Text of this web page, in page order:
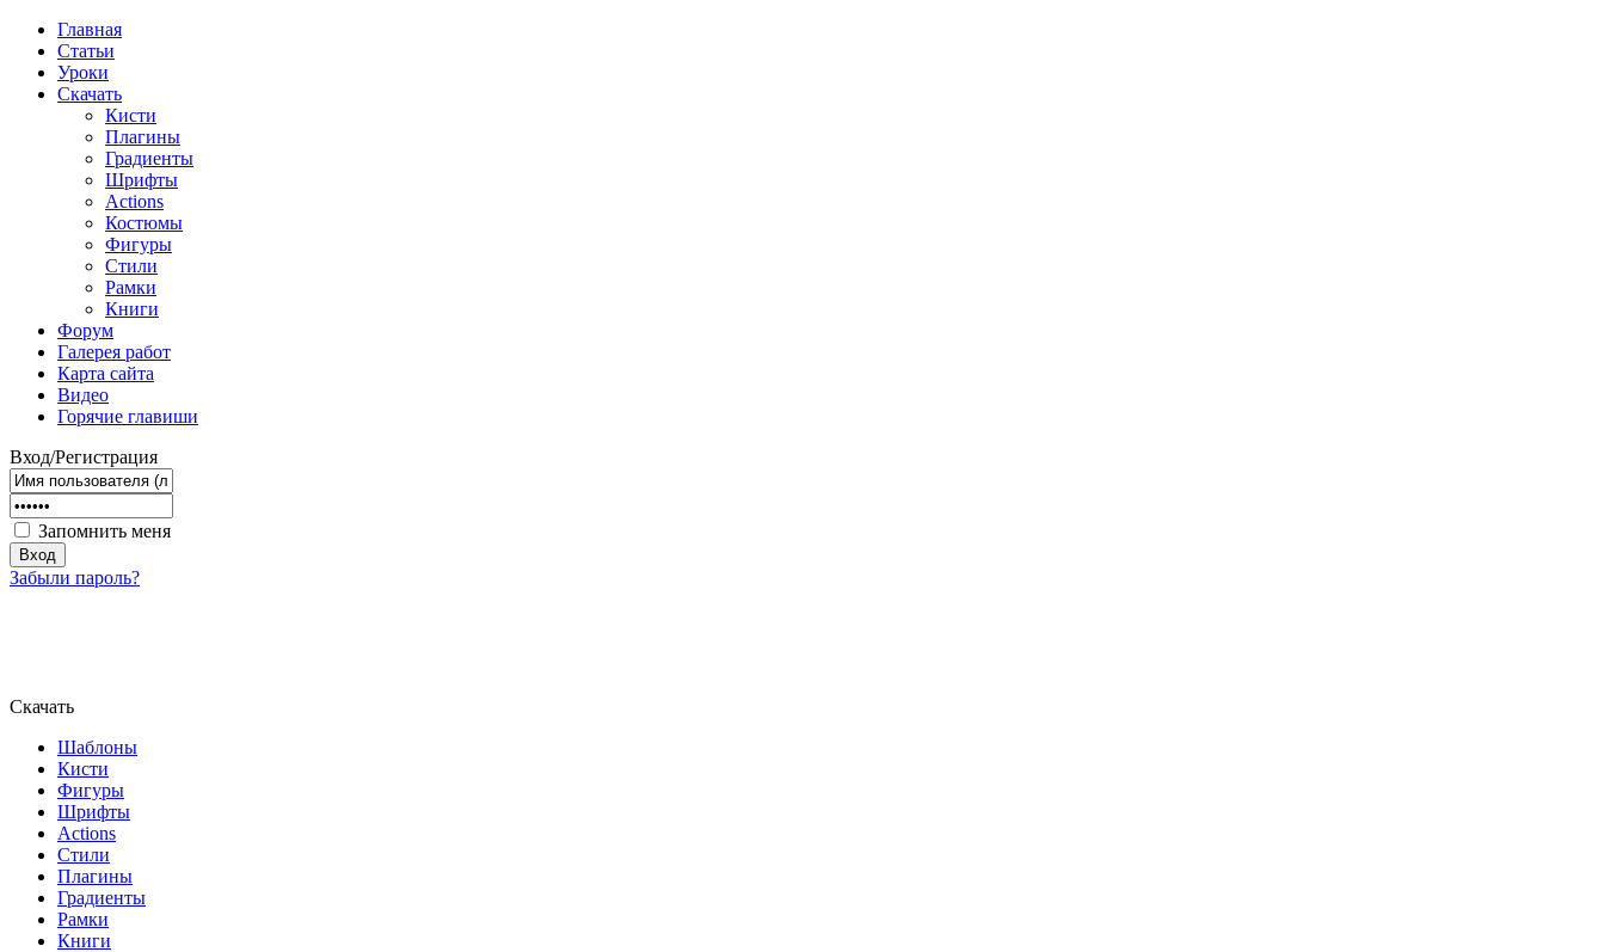
Главная
Статьи
Уроки
Скачать
Кисти
Плагины
Градиенты
Шрифты
Actions
Костюмы
Фигуры
Стили
Рамки
Книги
Форум
Галерея работ
Карта сайта
Видео
Горячие главиши
Вход/Регистрация
Запомнить меня
Забыли пароль?
Скачать
Шаблоны
Кисти
Фигуры
Шрифты
Actions
Стили
Плагины
Градиенты
Рамки
Книги